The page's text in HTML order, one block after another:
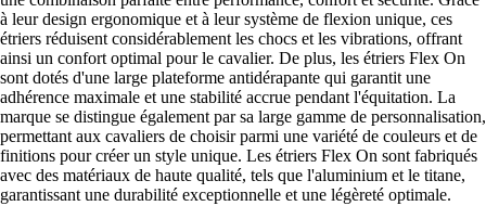
à leur design ergonomique et à leur système de flexion unique, ces
étriers réduisent considérablement les chocs et les vibrations, offrant
ainsi un confort optimal pour le cavalier. De plus, les étriers Flex On
sont dotés d'une large plateforme antidérapante qui garantit une
adhérence maximale et une stabilité accrue pendant l'équitation. La
marque se distingue également par sa large gamme de personnalisation,
permettant aux cavaliers de choisir parmi une variété de couleurs et de
finitions pour créer un style unique. Les étriers Flex On sont fabriqués
avec des matériaux de haute qualité, tels que l'aluminium et le titane,
garantissant une durabilité exceptionnelle et une légèreté optimale.